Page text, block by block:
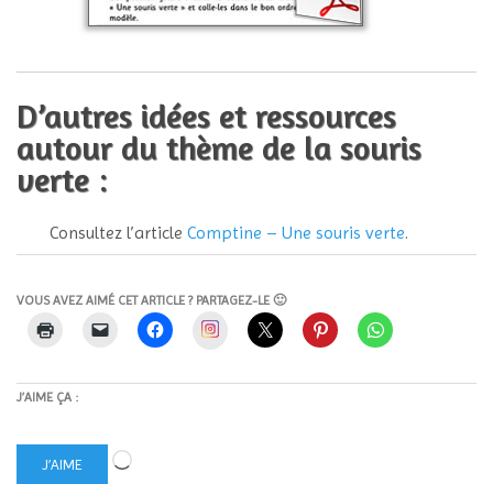
D’autres idées et ressources
autour du thème de la souris
verte :
Consultez l’article Comptine – Une souris verte.
VOUS AVEZ AIMÉ CET ARTICLE ? PARTAGEZ-LE 🙂
Instagram
J’AIME ÇA :
J’AIME